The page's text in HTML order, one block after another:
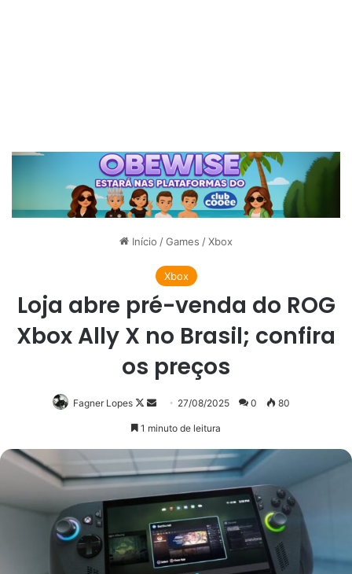
Início /Games /Xbox
Xbox
Loja abre pré-venda do ROG
Xbox Ally X no Brasil; confira
os preços
Fagner Lopes
Follow
Mande
mail
27/08/2025 0 80
1 minuto de leitura